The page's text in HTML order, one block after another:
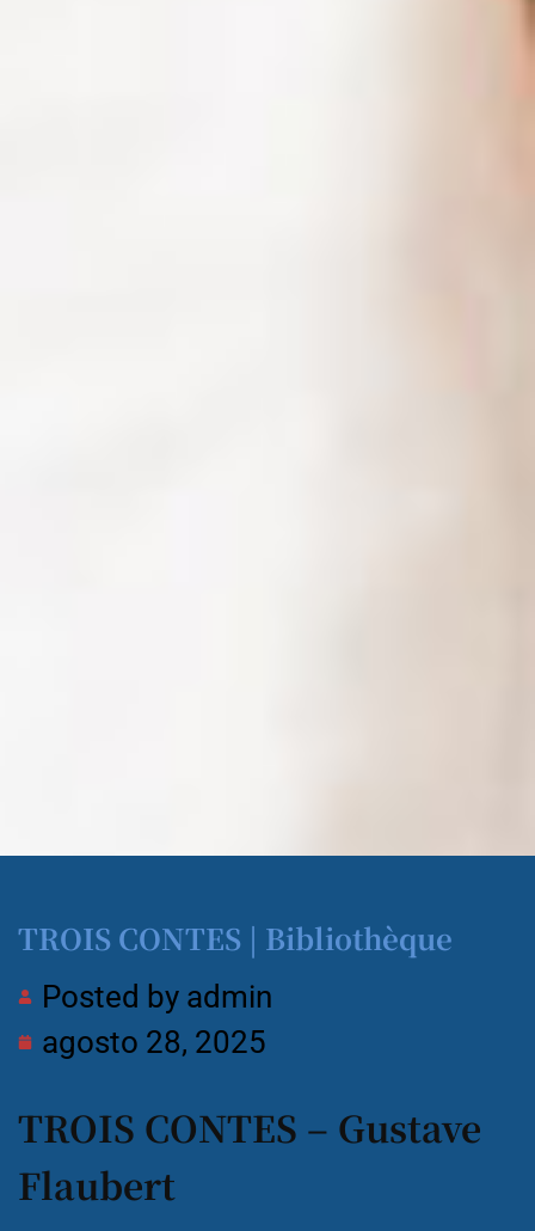
TROIS CONTES | Bibliothèque
Posted by admin
agosto 28, 2025
TROIS CONTES – Gustave
Flaubert